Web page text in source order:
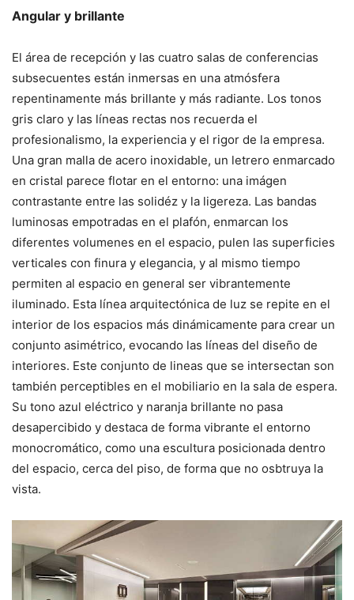
Angular y brillante
El área de recepción y las cuatro salas de conferencias
subsecuentes están inmersas en una atmósfera
repentinamente más brillante y más radiante. Los tonos
gris claro y las líneas rectas nos recuerda el
profesionalismo, la experiencia y el rigor de la empresa.
Una gran malla de acero inoxidable, un letrero enmarcado
en cristal parece flotar en el entorno: una imágen
contrastante entre las solidéz y la ligereza. Las bandas
luminosas empotradas en el plafón, enmarcan los
diferentes volumenes en el espacio, pulen las superficies
verticales con finura y elegancia, y al mismo tiempo
permiten al espacio en general ser vibrantemente
iluminado. Esta línea arquitectónica de luz se repite en el
interior de los espacios más dinámicamente para crear un
conjunto asimétrico, evocando las líneas del diseño de
interiores. Este conjunto de lineas que se intersectan son
también perceptibles en el mobiliario en la sala de espera.
Su tono azul eléctrico y naranja brillante no pasa
desapercibido y destaca de forma vibrante el entorno
monocromático, como una escultura posicionada dentro
del espacio, cerca del piso, de forma que no osbtruya la
vista.